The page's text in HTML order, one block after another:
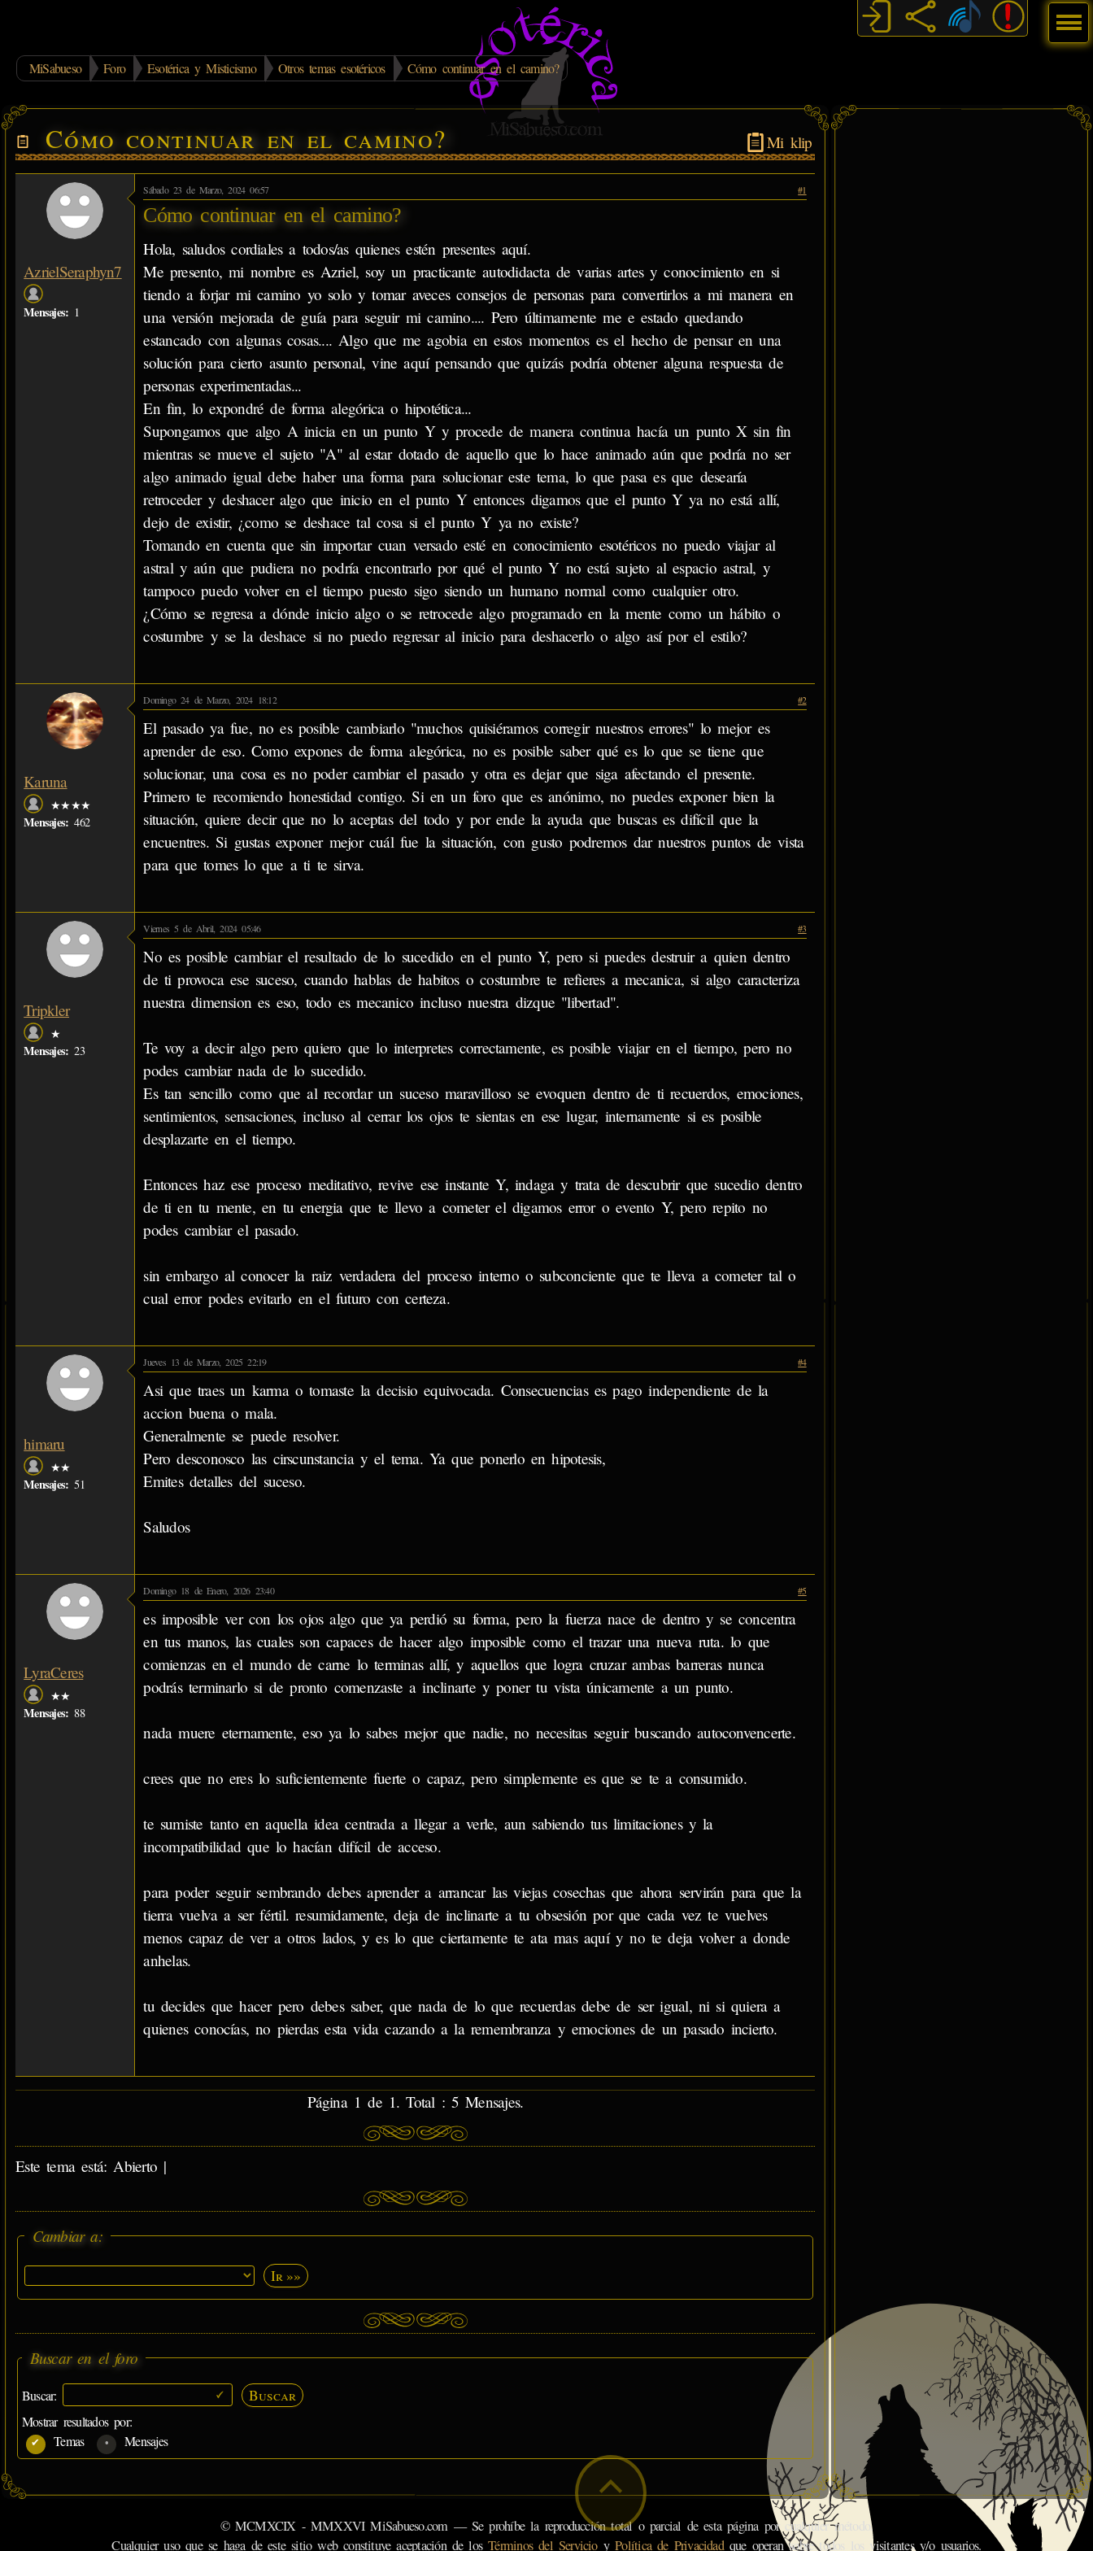
MiSabueso Foro Esotérica y Misticismo Otros temas esotéricos Cómo continuar en el camino?
Mi klip
Cómo continuar en el camino?
AzrielSeraphyn7
Mensajes: 1
Sábado 23 de Marzo, 2024 06:57 #1
Cómo continuar en el camino?
Hola, saludos cordiales a todos/as quienes estén presentes aquí.
Me presento, mi nombre es Azriel, soy un practicante autodidacta de varias artes y conocimiento en si
tiendo a forjar mi camino yo solo y tomar aveces consejos de personas para convertirlos a mi manera en
una versión mejorada de guía para seguir mi camino.... Pero últimamente me e estado quedando
estancado con algunas cosas.... Algo que me agobia en estos momentos es el hecho de pensar en una
solución para cierto asunto personal, vine aquí pensando que quizás podría obtener alguna respuesta de
personas experimentadas...
En fin, lo expondré de forma alegórica o hipotética...
Supongamos que algo A inicia en un punto Y y procede de manera continua hacía un punto X sin fin
mientras se mueve el sujeto "A" al estar dotado de aquello que lo hace animado aún que podría no ser
algo animado igual debe haber una forma para solucionar este tema, lo que pasa es que desearía
retroceder y deshacer algo que inicio en el punto Y entonces digamos que el punto Y ya no está allí,
dejo de existir, ¿como se deshace tal cosa si el punto Y ya no existe?
Tomando en cuenta que sin importar cuan versado esté en conocimiento esotéricos no puedo viajar al
astral y aún que pudiera no podría encontrarlo por qué el punto Y no está sujeto al espacio astral, y
tampoco puedo volver en el tiempo puesto sigo siendo un humano normal como cualquier otro.
¿Cómo se regresa a dónde inicio algo o se retrocede algo programado en la mente como un hábito o
costumbre y se la deshace si no puedo regresar al inicio para deshacerlo o algo así por el estilo?
Karuna
★★★★
Mensajes: 462
Domingo 24 de Marzo, 2024 18:12 #2
El pasado ya fue, no es posible cambiarlo "muchos quisiéramos corregir nuestros errores" lo mejor es
aprender de eso. Como expones de forma alegórica, no es posible saber qué es lo que se tiene que
solucionar, una cosa es no poder cambiar el pasado y otra es dejar que siga afectando el presente.
Primero te recomiendo honestidad contigo. Si en un foro que es anónimo, no puedes exponer bien la
situación, quiere decir que no lo aceptas del todo y por ende la ayuda que buscas es difícil que la
encuentres. Si gustas exponer mejor cuál fue la situación, con gusto podremos dar nuestros puntos de vista
para que tomes lo que a ti te sirva.
Tripkler
★
Mensajes: 23
Viernes 5 de Abril, 2024 05:46 #3
No es posible cambiar el resultado de lo sucedido en el punto Y, pero si puedes destruir a quien dentro
de ti provoca ese suceso, cuando hablas de habitos o costumbre te refieres a mecanica, si algo caracteriza
nuestra dimension es eso, todo es mecanico incluso nuestra dizque "libertad".
Te voy a decir algo pero quiero que lo interpretes correctamente, es posible viajar en el tiempo, pero no
podes cambiar nada de lo sucedido.
Es tan sencillo como que al recordar un suceso maravilloso se evoquen dentro de ti recuerdos, emociones,
sentimientos, sensaciones, incluso al cerrar los ojos te sientas en ese lugar, internamente si es posible
desplazarte en el tiempo.
Entonces haz ese proceso meditativo, revive ese instante Y, indaga y trata de descubrir que sucedio dentro
de ti en tu mente, en tu energia que te llevo a cometer el digamos error o evento Y, pero repito no
podes cambiar el pasado.
sin embargo al conocer la raiz verdadera del proceso interno o subconciente que te lleva a cometer tal o
cual error podes evitarlo en el futuro con certeza.
himaru
★★
Mensajes: 51
Jueves 13 de Marzo, 2025 22:19 #4
Asi que traes un karma o tomaste la decisio equivocada. Consecuencias es pago independiente de la
accion buena o mala.
Generalmente se puede resolver.
Pero desconosco las cirscunstancia y el tema. Ya que ponerlo en hipotesis,
Emites detalles del suceso.
Saludos
LyraCeres
★★
Mensajes: 88
Domingo 18 de Enero, 2026 23:40 #5
es imposible ver con los ojos algo que ya perdió su forma, pero la fuerza nace de dentro y se concentra
en tus manos, las cuales son capaces de hacer algo imposible como el trazar una nueva ruta. lo que
comienzas en el mundo de carne lo terminas allí, y aquellos que logra cruzar ambas barreras nunca
podrás terminarlo si de pronto comenzaste a inclinarte y poner tu vista únicamente a un punto.
nada muere eternamente, eso ya lo sabes mejor que nadie, no necesitas seguir buscando autoconvencerte.
crees que no eres lo suficientemente fuerte o capaz, pero simplemente es que se te a consumido.
te sumiste tanto en aquella idea centrada a llegar a verle, aun sabiendo tus limitaciones y la
incompatibilidad que lo hacían difícil de acceso.
para poder seguir sembrando debes aprender a arrancar las viejas cosechas que ahora servirán para que la
tierra vuelva a ser fértil. resumidamente, deja de inclinarte a tu obsesión por que cada vez te vuelves
menos capaz de ver a otros lados, y es lo que ciertamente te ata mas aquí y no te deja volver a donde
anhelas.
tu decides que hacer pero debes saber, que nada de lo que recuerdas debe de ser igual, ni si quiera a
quienes conocías, no pierdas esta vida cazando a la remembranza y emociones de un pasado incierto.
Página 1 de 1. Total : 5 Mensajes.
Este tema está: Abierto |
Cambiar a:
Ir »»
Buscar en el foro
Buscar: Buscar
Mostrar resultados por:
Temas
Mensajes
Menú
© MCMXCIX - MMXXVI MiSabueso.com — Se prohíbe la reproducción total o parcial de esta página por cualquier método.
Cualquier uso que se haga de este sitio web constituye aceptación de losTérminos del ServicioyPolítica de Privacidadque operan sobre todos los visitantes y/o usuarios.